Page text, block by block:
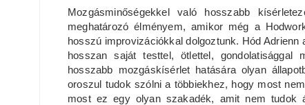
Mozgásminőségekkel való hosszabb
meghatározó élményem, amikor még a
hosszú improvizációkkal dolgoztunk. Hód
hosszan saját testtel, ötlettel,
hosszabb mozgáskísérlet hatására olyan
oroszul tudok szólni a többiekhez, hogy most
most ez egy olyan szakadék, amit nem tudok